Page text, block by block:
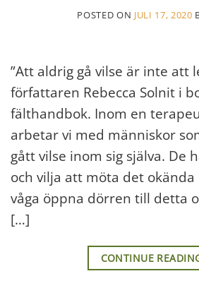
POSTED ON JULI 17, 2020
”Att aldrig gå vilse är inte att
författaren Rebecca Solnit i
fälthandbok. Inom en
arbetar vi med människor
gått vilse inom sig själva. De
och vilja att möta det okända
våga öppna dörren till detta
[…]
CONTINUE